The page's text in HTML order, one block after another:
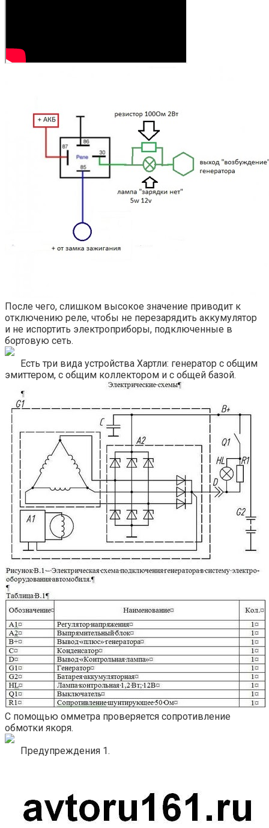
После чего, слишком высокое значение приводит к
отключению реле, чтобы не перезарядить аккумулятор
и не испортить электроприборы, подключенные в
бортовую сеть.
Есть три вида устройства Хартли: генератор с общим
эмиттером, с общим коллектором и с общей базой.
С помощью омметра проверяется сопротивление
обмотки якоря.
Предупреждения 1.